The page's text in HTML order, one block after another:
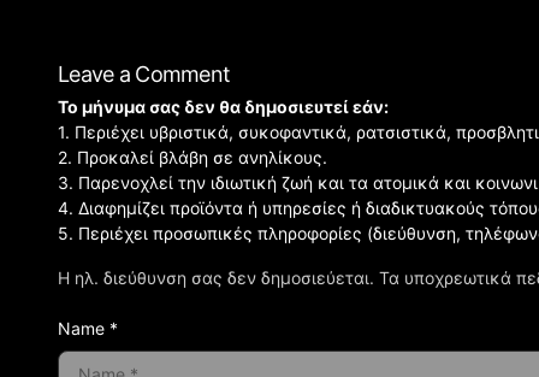
Leave a Comment
Η ηλ. διεύθυνση σας δεν δημοσιεύεται. Τα υποχρεωτικά
Το μήνυμα σας δεν θα δημοσιευτεί εάν:
1. Περιέχει υβριστικά, συκοφαντικά, ρατσιστικά,
2. Προκαλεί βλάβη σε ανηλίκους.
3. Παρενοχλεί την ιδιωτική ζωή και τα ατομικά και
4. Διαφημίζει προϊόντα ή υπηρεσίες ή διαδικτυακούς
5. Περιέχει προσωπικές πληροφορίες (διεύθυνση,
Name *